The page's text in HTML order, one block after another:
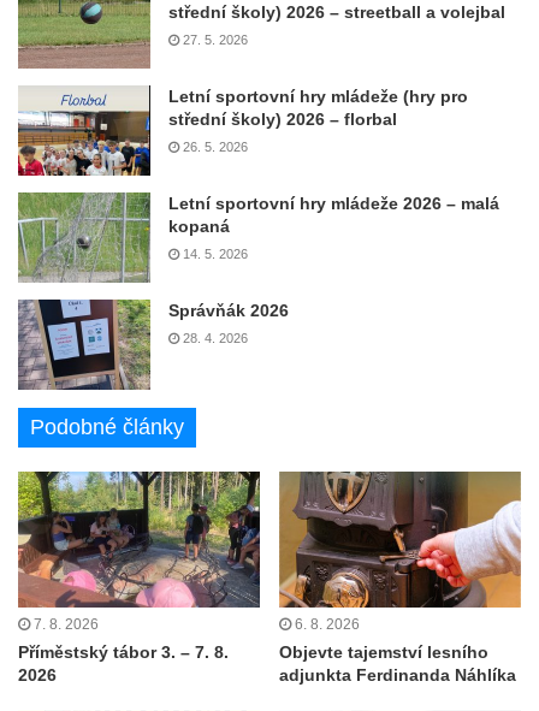
střední školy) 2026 – streetball a volejbal
27. 5. 2026
Letní sportovní hry mládeže (hry pro
střední školy) 2026 – florbal
26. 5. 2026
Letní sportovní hry mládeže 2026 – malá
kopaná
14. 5. 2026
Správňák 2026
28. 4. 2026
Podobné články
7. 8. 2026
Příměstský tábor 3. – 7. 8.
2026
6. 8. 2026
Objevte tajemství lesního
adjunkta Ferdinanda Náhlíka